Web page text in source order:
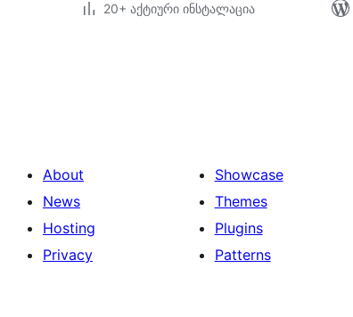
20+ აქტიური ინსტალაცია
About
News
Hosting
Privacy
Showcase
Themes
Plugins
Patterns